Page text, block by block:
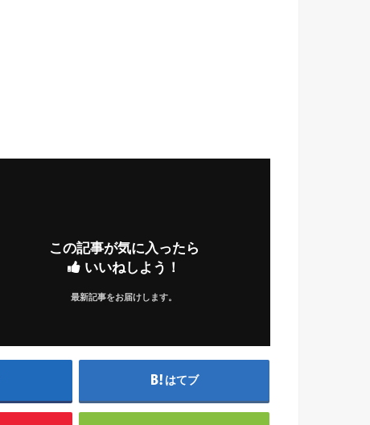
この記事が気に入ったら
いいねしよう！
最新記事をお届けします。
はてブ